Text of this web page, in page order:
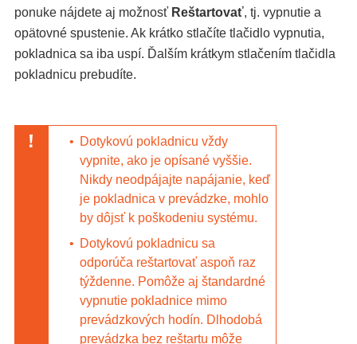
ponuke nájdete aj možnosť Reštartovať, tj. vypnutie a
opätovné spustenie. Ak krátko stlačíte tlačidlo vypnutia,
pokladnica sa iba uspí. Ďalším krátkym stlačením tlačidla
pokladnicu prebudíte.
• Dotykovú pokladnicu vždy
vypnite, ako je opísané vyššie.
Nikdy neodpájajte napájanie, keď
je pokladnica v prevádzke, mohlo
by dôjsť k poškodeniu systému.
• Dotykovú pokladnicu sa
odporúča reštartovať aspoň raz
týždenne. Pomôže aj štandardné
vypnutie pokladnice mimo
prevádzkových hodín. Dlhodobá
prevádzka bez reštartu môže